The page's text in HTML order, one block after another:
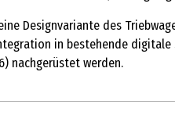
Designvariante des
in bestehende
nachgerüstet werden.